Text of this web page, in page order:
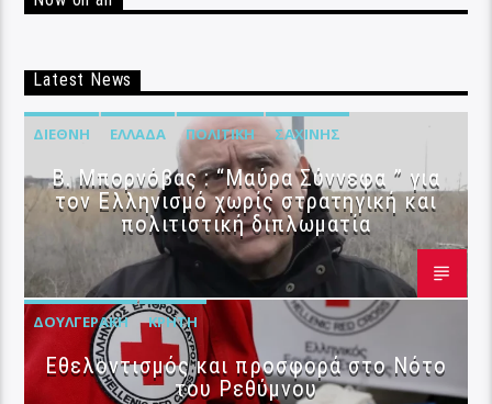
Latest News
ΔΙΕΘΝΉ ΕΛΛΆΔΑ ΠΟΛΙΤΙΚΉ ΣΑΧΊΝΗΣ
B. Μπορνόβας : “Μαύρα Σύννεφα ” για
τον Ελληνισμό χωρίς στρατηγική και
πολιτιστική διπλωματία
ΔΟΥΛΓΕΡΆΚΗ ΚΡΉΤΗ
Εθελοντισμός και προσφορά στο Νότο
του Ρεθύμνου